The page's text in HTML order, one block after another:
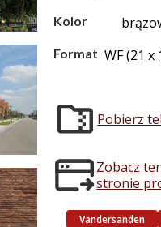
Kolor
Format WF (21 x
Pobierz
Zobacz
stronie
Vandersanden